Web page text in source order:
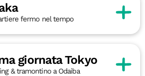
fermo nel tempo
giornata Tokyo
& tramontino a Odaiba